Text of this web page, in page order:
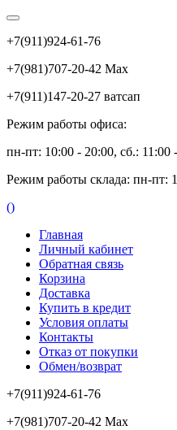
+7(911)924-61-76
+7(981)707-20-42 Max
+7(911)147-20-27 ватсап
Режим работы офиса:
пн-пт: 10:00 - 20:00, сб.: 11:00
Режим работы склада: пн-пт:
()
Главная
Личный кабинет
Обратная связь
Корзина
Доставка
Купить в кредит
Условия оплаты
Контакты
Отказ от покупки
Обмен/возврат
+7(911)924-61-76
+7(981)707-20-42 Max